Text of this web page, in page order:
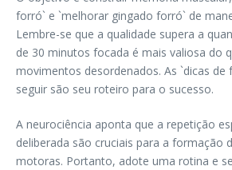
forró` e `melhorar gingado forró` de
Lembre-se que a qualidade supera a
de 30 minutos focada é mais valiosa do
movimentos desordenados. As `dicas de
seguir são seu roteiro para o sucesso.
A neurociência aponta que a repetição
deliberada são cruciais para a formação
motoras. Portanto, adote uma rotina e